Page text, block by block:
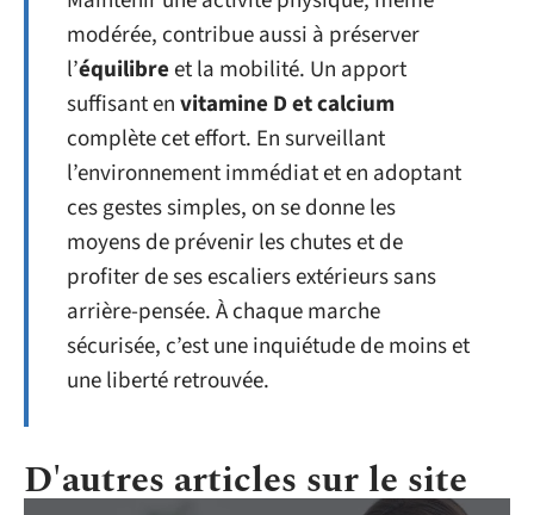
modérée, contribue aussi à préserver
l’équilibreet la mobilité. Un apport
suffisant envitamine D et calcium
complète cet effort. En surveillant
l’environnement immédiat et en adoptant
ces gestes simples, on se donne les
moyens de prévenir les chutes et de
profiter de ses escaliers extérieurs sans
arrière-pensée. À chaque marche
sécurisée, c’est une inquiétude de moins et
une liberté retrouvée.
D'autres articles sur le site